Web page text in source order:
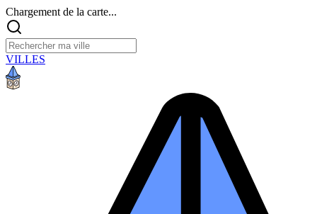
Chargement de la carte...
VILLES